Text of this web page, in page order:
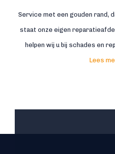
Service met een gouden rand,
staat onze eigen
helpen wij u bij schades en
Lees